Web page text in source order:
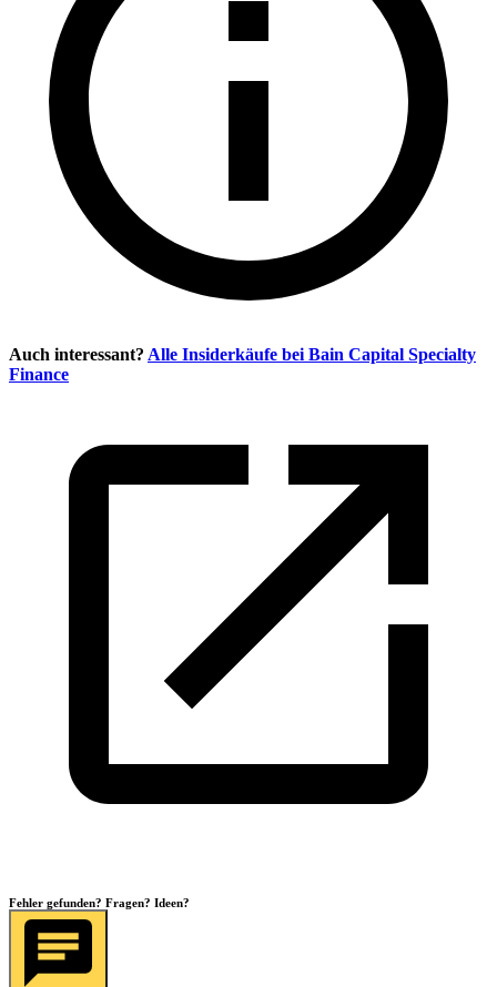
Auch interessant? Alle Insiderkäufe bei Bain Capital Specialty
Finance
Fehler gefunden? Fragen? Ideen?